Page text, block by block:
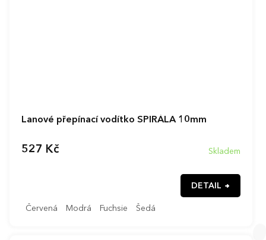
Lanové přepínací vodítko SPIRÁLA 10mm
Skladem
527 Kč
DETAIL
Červená Modrá Fuchsie Šedá